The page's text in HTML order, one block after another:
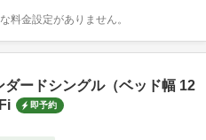
料金設定がありません。
ダードシングル（ベッド幅 12
即予約